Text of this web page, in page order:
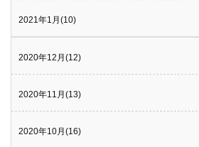
2021年1月(10)
2020年12月(12)
2020年11月(13)
2020年10月(16)